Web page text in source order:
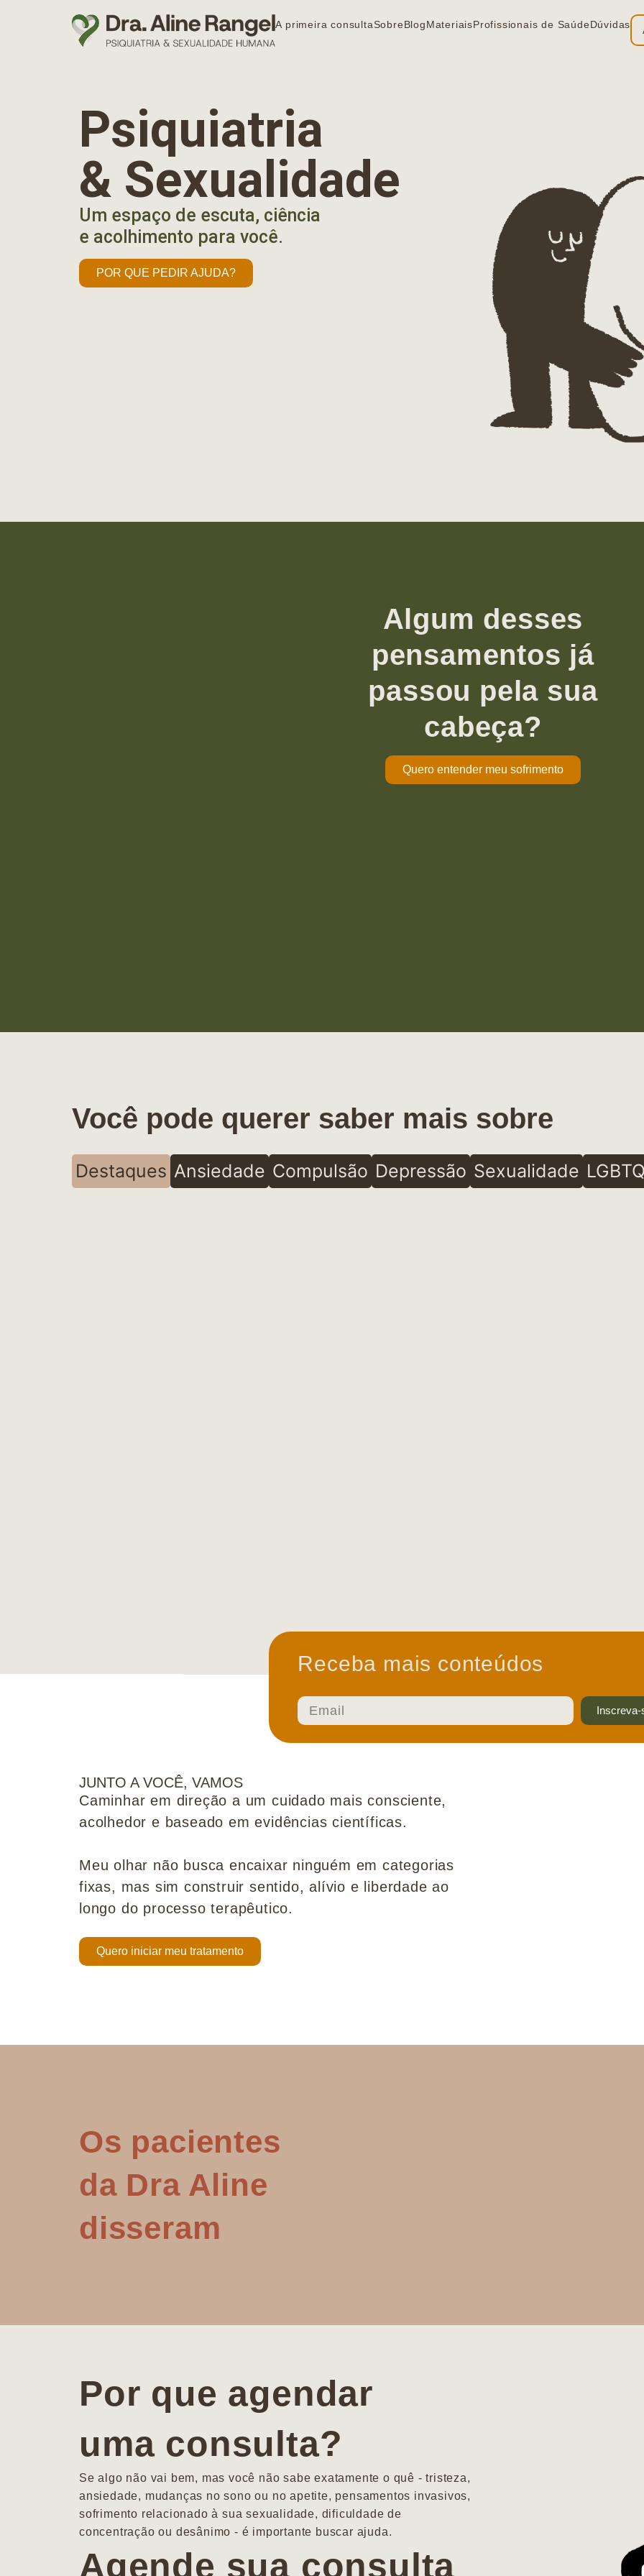
A primeira consultaSobreBlogMateriaisProfissionais de SaúdeDúvidas
Psiquiatria
& Sexualidade
Um espaço de escuta, ciência
e acolhimento para você.
POR QUE PEDIR AJUDA?
Algum desses
pensamentos já
passou pela sua
cabeça?
Quero entender meu sofrimento
Você pode querer saber mais sobre
Destaques Ansiedade Compulsão Depressão Sexualidade
Receba mais conteúdos
Inscreva-
JUNTO A VOCÊ, VAMOS
Caminhar em direção a um cuidado mais consciente,
acolhedor e baseado em evidências científicas.
Meu olhar não busca encaixar ninguém em categorias
fixas, mas sim construir sentido, alívio e liberdade ao
longo do processo terapêutico.
Quero iniciar meu tratamento
Os pacientes
da Dra Aline
disseram
Por que agendar
uma consulta?
Se algo não vai bem, mas você não sabe exatamente o quê - tristeza,
ansiedade, mudanças no sono ou no apetite, pensamentos invasivos,
sofrimento relacionado à sua sexualidade, dificuldade de
concentração ou desânimo - é importante buscar ajuda.
Agende sua consulta